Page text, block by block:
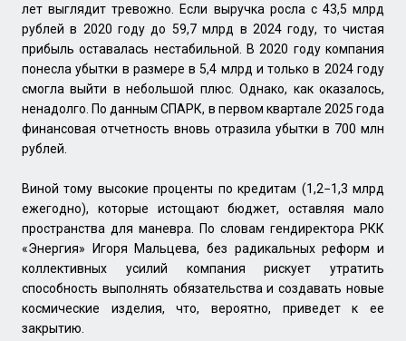
лет выглядит тревожно. Если выручка росла с 43,5 млрд
рублей в 2020 году до 59,7 млрд в 2024 году, то чистая
прибыль оставалась нестабильной. В 2020 году компания
понесла убытки в размере в 5,4 млрд и только в 2024 году
смогла выйти в небольшой плюс. Однако, как оказалось,
ненадолго. По данным СПАРК, в первом квартале 2025 года
финансовая отчетность вновь отразила убытки в 700 млн
рублей.
Виной тому высокие проценты по кредитам (1,2−1,3 млрд
ежегодно), которые истощают бюджет, оставляя мало
пространства для маневра. По словам гендиректора РКК
«Энергия» Игоря Мальцева, без радикальных реформ и
коллективных усилий компания рискует утратить
способность выполнять обязательства и создавать новые
космические изделия, что, вероятно, приведет к ее
закрытию.